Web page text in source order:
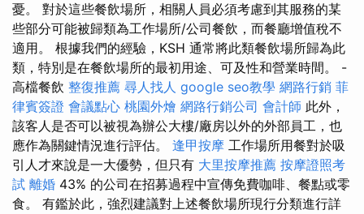
憂。 對於這些餐飲場所，相關人員必須考慮到其服務的某
些部分可能被歸類為工作場所/公司餐飲，而餐廳增值稅不
適用。 根據我們的經驗，KSH 通常將此類餐飲場所歸為此
類，特別是在餐飲場所的最初用途、可及性和營業時間。 -
高檔餐飲 整復推薦 尋人找人 google seo教學 網路行銷 菲
律賓簽證 會議點心 桃園外燴 網路行銷公司 會計師 此外，
該客人是否可以被視為辦公大樓/廠房以外的外部員工，也
應作為關鍵情況進行評估。 逢甲按摩 工作場所用餐對於吸
引人才來說是一大優勢，但只有 大里按摩推薦 按摩證照考
試 離婚 43% 的公司在招募過程中宣傳免費咖啡、餐點或零
食。 有鑑於此，強烈建議對上述餐飲場所現行分類進行詳